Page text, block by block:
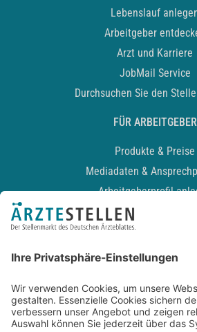
Lebenslauf
Arbeitgeber
Arzt und Karriere
JobMail Service
Durchsuchen Sie den
FÜR ARBEITGEBER
Produkte & Preise
Mediadaten &
Arbeitgeberprofil
Recruiting-Podcast
Kontakt
Datenschutz
Newsletter